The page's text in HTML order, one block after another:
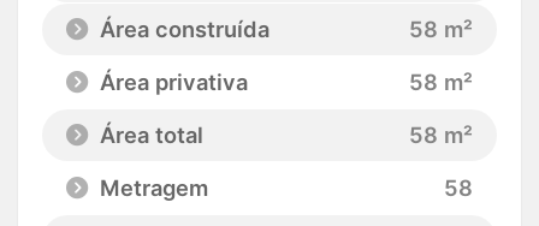
Área construída
58 m²
Área privativa
58 m²
Área total
58 m²
Metragem
58